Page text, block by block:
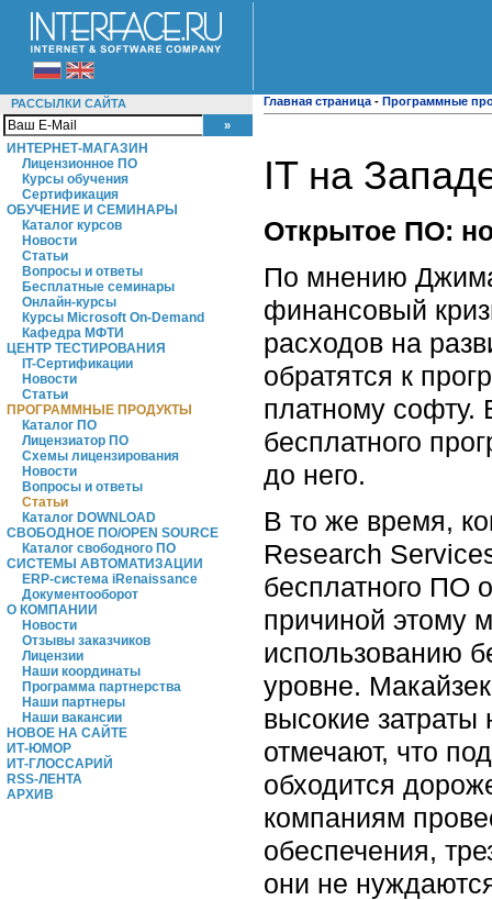
РАССЫЛКИ САЙТА
ИНТЕРНЕТ-МАГАЗИН
Лицензионное ПО
Курсы обучения
Сертификация
ОБУЧЕНИЕ И СЕМИНАРЫ
Каталог курсов
Новости
Статьи
Вопросы и ответы
Бесплатные семинары
Онлайн-курсы
Курсы Microsoft On-Demand
Кафедра МФТИ
ЦЕНТР ТЕСТИРОВАНИЯ
IT-Сертификации
Новости
Статьи
ПРОГРАММНЫЕ ПРОДУКТЫ
Каталог ПО
Лицензиатор ПО
Схемы лицензирования
Новости
Вопросы и ответы
Статьи
Каталог DOWNLOAD
СВОБОДНОЕ ПО/OPEN SOURCE
Каталог свободного ПО
СИСТЕМЫ АВТОМАТИЗАЦИИ
ERP-система iRenaissance
Документооборот
О КОМПАНИИ
Новости
Отзывы заказчиков
Лицензии
Наши координаты
Программа партнерства
Наши партнеры
Наши вакансии
НОВОЕ НА САЙТЕ
ИТ-ЮМОР
ИТ-ГЛОССАРИЙ
RSS-ЛЕНТА
АРХИВ
Главная страница - Программные
IT на
Открытое ПО:
По мнению
финансовый
расходов на
обратятся к
платному софту.
бесплатного
до него.
В то же время,
Research
бесплатного ПО
причиной этому
использованию
уровне.
высокие затраты
отмечают, что
обходится
компаниям
обеспечения,
они не